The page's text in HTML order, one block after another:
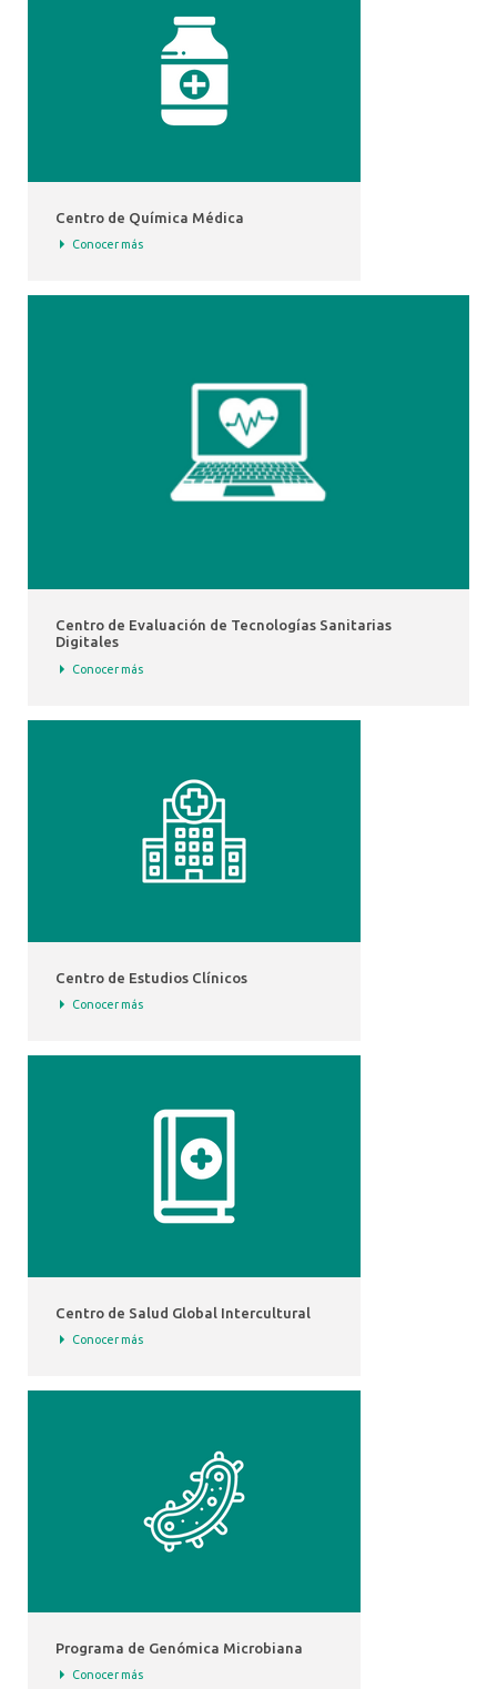
Centro de Química Médica
Conocer más
Centro de Evaluación de Tecnologías Sanitarias
Digitales
Conocer más
Centro de Estudios Clínicos
Conocer más
Centro de Salud Global Intercultural
Conocer más
Programa de Genómica Microbiana
Conocer más